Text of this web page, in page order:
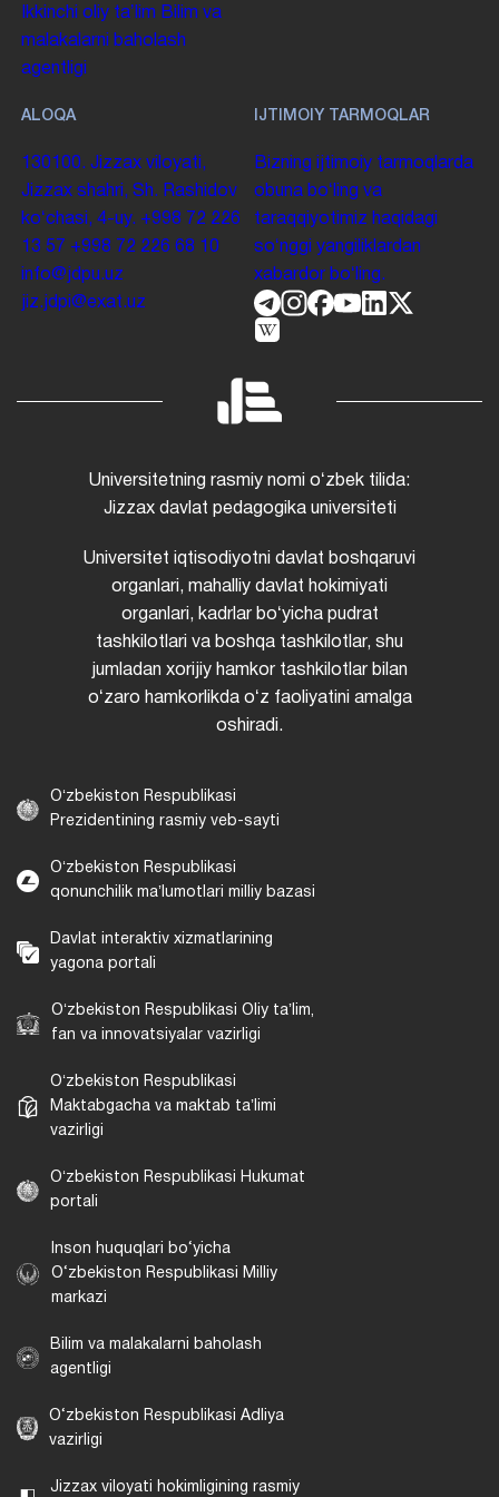
Ikkinchi oliy taʼlim Bilim va
malakalarni baholash
agentligi
ALOQA
130100. Jizzax viloyati,
Jizzax shahri, Sh. Rashidov
koʻchasi, 4-uy. +998 72 226
13 57 +998 72 226 68 10
info@jdpu.uz
jiz.jdpi@exat.uz
IJTIMOIY TARMOQLAR
Bizning ijtimoiy tarmoqlarda
obuna boʻling va
taraqqiyotimiz haqidagi
soʻnggi yangiliklardan
xabardor boʻling.
Universitetning rasmiy nomi oʻzbek tilida:
Jizzax davlat pedagogika universiteti
Universitet iqtisodiyotni davlat boshqaruvi
organlari, mahalliy davlat hokimiyati
organlari, kadrlar boʻyicha pudrat
tashkilotlari va boshqa tashkilotlar, shu
jumladan xorijiy hamkor tashkilotlar bilan
oʻzaro hamkorlikda oʻz faoliyatini amalga
oshiradi.
Oʻzbekiston Respublikasi
Prezidentining rasmiy veb-sayti
Oʻzbekiston Respublikasi
qonunchilik maʼlumotlari milliy bazasi
Davlat interaktiv xizmatlarining
yagona portali
Oʻzbekiston Respublikasi Oliy taʼlim,
fan va innovatsiyalar vazirligi
Oʻzbekiston Respublikasi
Maktabgacha va maktab taʼlimi
vazirligi
Oʻzbekiston Respublikasi Hukumat
portali
Inson huquqlari bo‘yicha
O‘zbekiston Respublikasi Milliy
markazi
Bilim va malakalarni baholash
agentligi
O‘zbekiston Respublikasi Adliya
vazirligi
Jizzax viloyati hokimligining rasmiy